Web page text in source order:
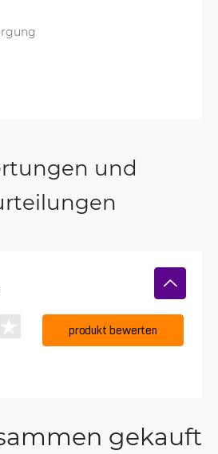
und
produkt bewerten
gekauft